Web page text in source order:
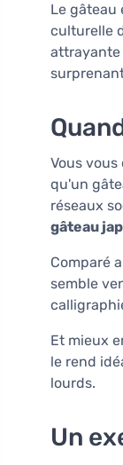
Le gâteau
culturelle
attrayante
Vous
qu'un
réseaux
gâteau
Comparé
semble
Et mieux
le rend
lourds.
Un